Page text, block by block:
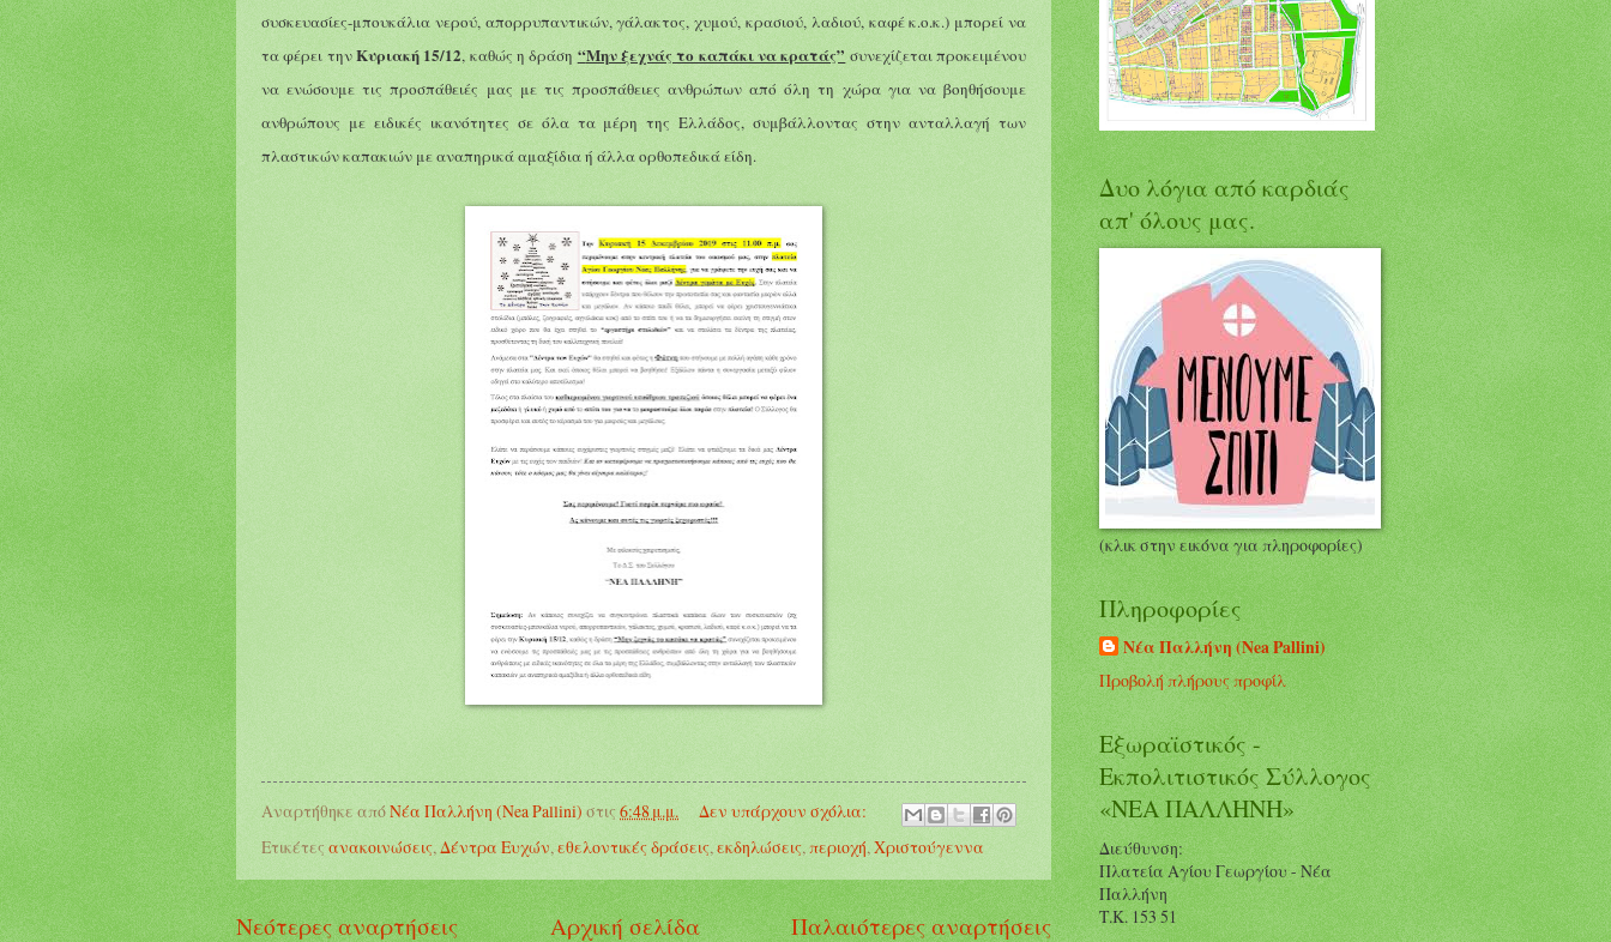
συσκευασίες-μπουκάλια νερού, απορρυπαντικών, γάλακτος, χυμού, κρασιού, λαδιού, καφέ κ.ο.κ.) μπορεί να
τα φέρει τηνΚυριακή 15/12, καθώς η δράση “Μην ξεχνάς το καπάκι να κρατάς” συνεχίζεται προκειμένου
να ενώσουμε τις προσπάθειές μας με τις προσπάθειες ανθρώπων από όλη τη χώρα για να βοηθήσουμε
ανθρώπους με ειδικές ικανότητες σε όλα τα μέρη της Ελλάδος, συμβάλλοντας στην ανταλλαγή των
πλαστικών καπακιών με αναπηρικά αμαξίδια ή άλλα ορθοπεδικά είδη.
Αναρτήθηκε απόΝέα Παλλήνη (Nea Pallini) στις 6:48 μ.μ.
Δεν υπάρχουν σχόλια:
Ετικέτες ανακοινώσεις, Δέντρα Ευχών, εθελοντικές δράσεις, εκδηλώσεις, περιοχή, Χριστούγεννα
Νεότερες αναρτήσεις Παλαιότερες αναρτήσεις
Αρχική σελίδα
Δυο λόγια από καρδιάς
απ' όλους μας.
(κλικ στην εικόνα για πληροφορίες)
Πληροφορίες
Νέα Παλλήνη (Nea Pallini)
Προβολή πλήρους προφίλ
Εξωραϊστικός -
Εκπολιτιστικός Σύλλογος
«ΝΕΑ ΠΑΛΛΗΝΗ»
Διεύθυνση:
Πλατεία Αγίου Γεωργίου - Νέα
Παλλήνη
Τ.Κ. 153 51